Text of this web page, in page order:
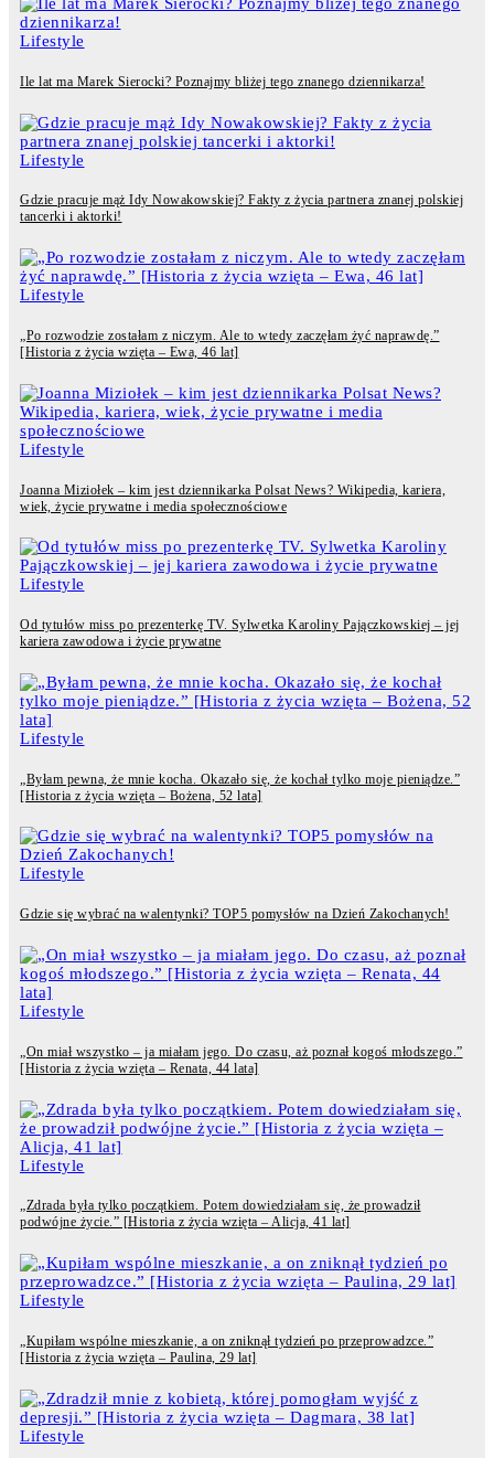
Lifestyle
Ile lat ma Marek Sierocki? Poznajmy bliżej tego znanego dziennikarza!
Lifestyle
Gdzie pracuje mąż Idy Nowakowskiej? Fakty z życia partnera znanej polskiej
tancerki i aktorki!
Lifestyle
„Po rozwodzie zostałam z niczym. Ale to wtedy zaczęłam żyć naprawdę.”
[Historia z życia wzięta – Ewa, 46 lat]
Lifestyle
Joanna Miziołek – kim jest dziennikarka Polsat News? Wikipedia, kariera,
wiek, życie prywatne i media społecznościowe
Lifestyle
Od tytułów miss po prezenterkę TV. Sylwetka Karoliny Pajączkowskiej – jej
kariera zawodowa i życie prywatne
Lifestyle
„Byłam pewna, że mnie kocha. Okazało się, że kochał tylko moje pieniądze.”
[Historia z życia wzięta – Bożena, 52 lata]
Lifestyle
Gdzie się wybrać na walentynki? TOP5 pomysłów na Dzień Zakochanych!
Lifestyle
„On miał wszystko – ja miałam jego. Do czasu, aż poznał kogoś młodszego.”
[Historia z życia wzięta – Renata, 44 lata]
Lifestyle
„Zdrada była tylko początkiem. Potem dowiedziałam się, że prowadził
podwójne życie.” [Historia z życia wzięta – Alicja, 41 lat]
Lifestyle
„Kupiłam wspólne mieszkanie, a on zniknął tydzień po przeprowadzce.”
[Historia z życia wzięta – Paulina, 29 lat]
Lifestyle